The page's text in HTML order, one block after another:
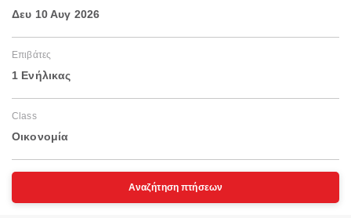
Δευ 10 Αυγ 2026
Επιβάτες
1 Ενήλικας
Class
Οικονομία
Αναζήτηση πτήσεων